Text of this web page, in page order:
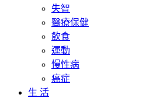
失智
醫療保健
飲食
運動
慢性病
癌症
生 活